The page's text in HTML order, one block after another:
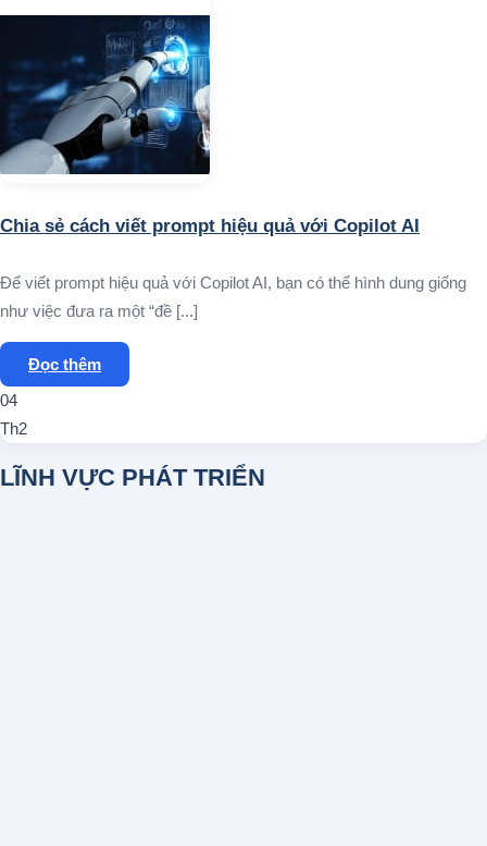
Chia sẻ cách viết prompt hiệu quả với Copilot AI
Để viết prompt hiệu quả với Copilot AI, bạn có thể hình dung giống
như việc đưa ra một “đề [...]
Đọc thêm
04
Th2
LĨNH VỰC PHÁT TRIỂN